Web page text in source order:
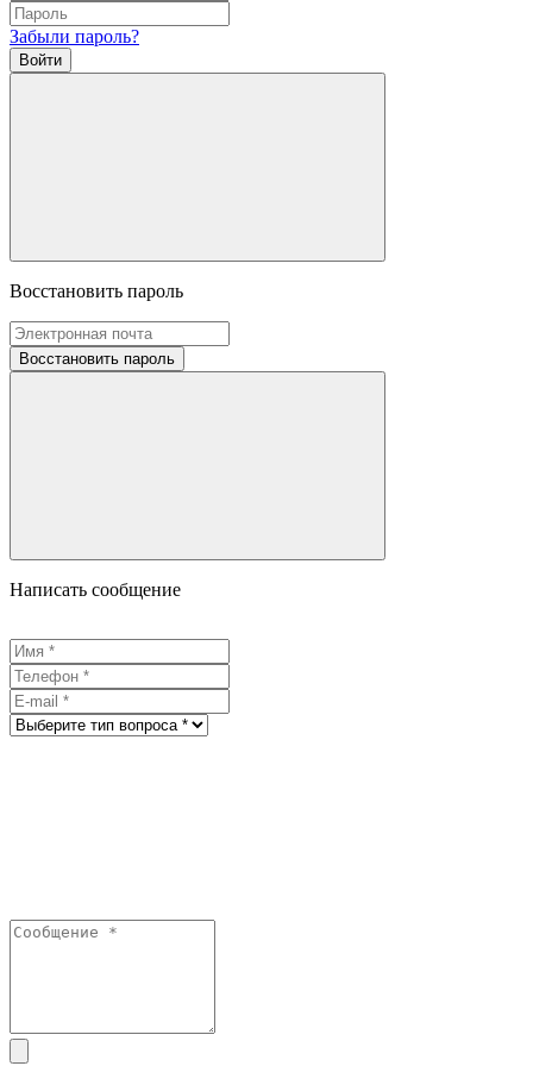
Забыли пароль?
Войти
Восстановить пароль
Восстановить пароль
Написать сообщение